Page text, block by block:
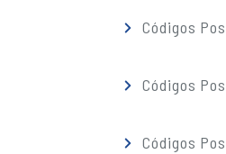
Códigos
Códigos
Códigos